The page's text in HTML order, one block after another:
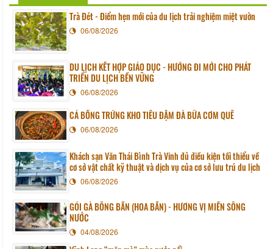
Trà Đét - Điểm hẹn mới của du lịch trải nghiệm miệt vườn
06/08/2026
DU LỊCH KẾT HỢP GIÁO DỤC - HƯỚNG ĐI MỚI CHO PHÁT
TRIỂN DU LỊCH BỀN VỮNG
06/08/2026
CÁ BỐNG TRỨNG KHO TIÊU ĐẬM ĐÀ BỮA CƠM QUÊ
06/08/2026
Khách sạn Văn Thái Bình Trà Vinh đủ điều kiện tối thiểu về
cơ sở vật chất kỹ thuật và dịch vụ của cơ sở lưu trú du lịch
06/08/2026
GỎI GÀ BÔNG BẦN (HOA BẦN) - HƯƠNG VỊ MIỀN SÔNG
NƯỚC
04/08/2026